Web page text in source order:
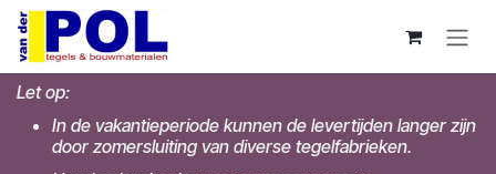
Overslaan naar inhoud
Let op:
In de vakantieperiode kunnen de levertijden langer zijn
door zomersluiting van diverse tegelfabrieken.